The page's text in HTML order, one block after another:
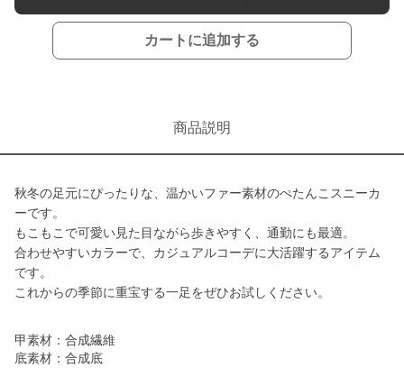
カートに追加する
商品説明
秋冬の足元にぴったりな、温かいファー素材のぺたんこスニーカ
ーです。
もこもこで可愛い見た目ながら歩きやすく、通勤にも最適。
合わせやすいカラーで、カジュアルコーデに大活躍するアイテム
です。
これからの季節に重宝する一足をぜひお試しください。
甲素材：合成繊維
底素材：合成底